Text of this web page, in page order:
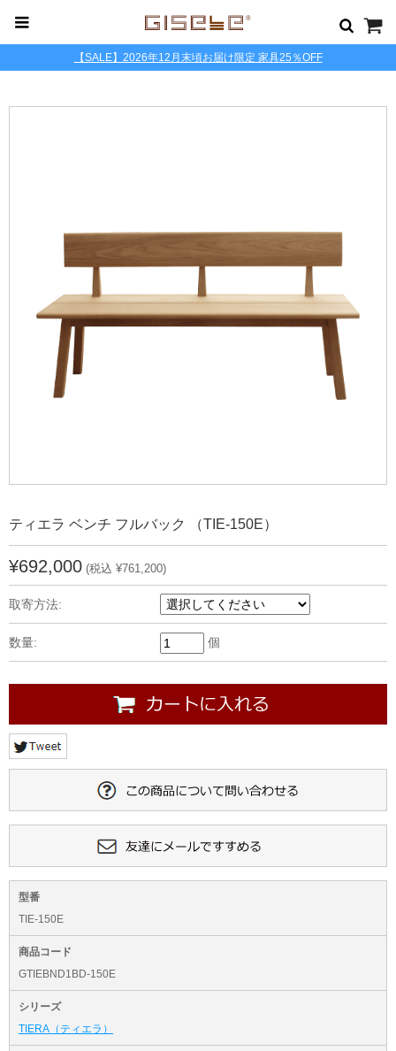
【SALE】2026年12月末頃お届け限定 家具25％OFF
ティエラ ベンチ フルバック （TIE-150E）
¥692,000 (税込 ¥761,200)
取寄方法:
数量: 個
型番
TIE-150E
商品コード
GTIEBND1BD-150E
シリーズ
TIERA（ティエラ）